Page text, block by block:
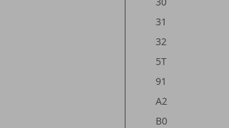
31
32
5T
91
A2
B0